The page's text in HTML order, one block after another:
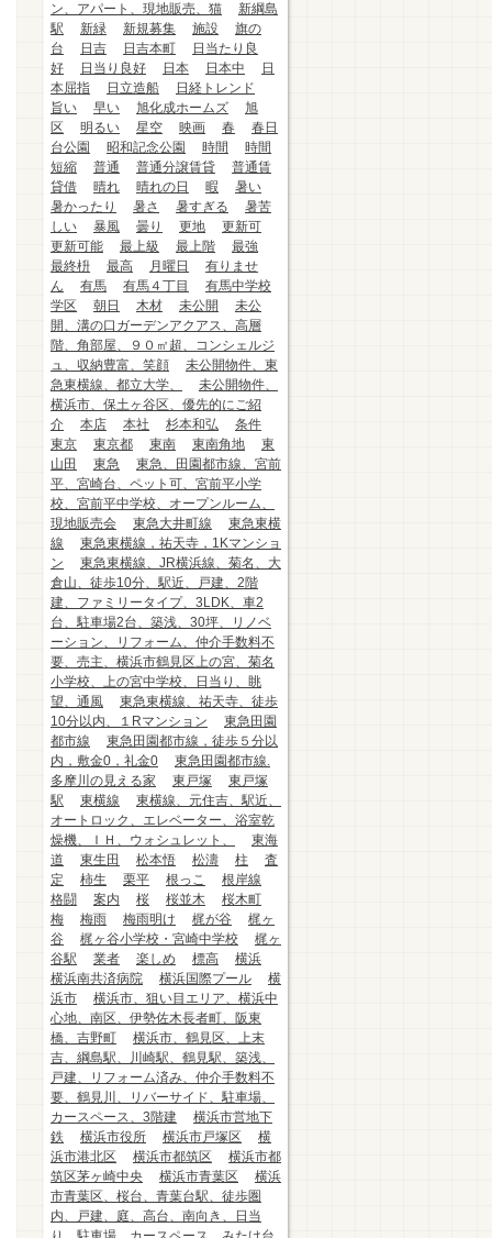
ン、アパート、現地販売、猫
新綱島
駅
新緑 新規募集 施設
旗の
台
日吉 日吉本町
日当たり良
好
日当り良好 日本 日本中
日
本屈指
日立造船
日経トレンド
旨い
早い 旭化成ホームズ
旭
区
明るい 星空 映画 春
春日
台公園
昭和記念公園 時間
時間
短縮
普通 普通分譲賃貸
普通賃
貸借
晴れ 晴れの日 暇
暑い
暑かったり
暑さ 暑すぎる
暑苦
しい
暴風 曇り 更地
更新可
更新可能
最上級 最上階
最強
最終枡
最高 月曜日
有りませ
ん
有馬 有馬４丁目
有馬中学校
学区
朝日 木材 未公開
未公
開、溝の口ガーデンアクアス、高層
階、角部屋、９０㎡超、コンシェルジ
ュ、収納豊富、笑顔
未公開物件、東
急東横線、都立大学、
未公開物件、
横浜市、保土ヶ谷区、優先的にご紹
介
本店 本社 杉本和弘
条件
東京
東京都 東南 東南角地
東
山田
東急
東急、田園都市線、宮前
平、宮崎台、ペット可、宮前平小学
校、宮前平中学校、オープンルーム、
現地販売会
東急大井町線
東急東横
線
東急東横線，祐天寺，1Kマンショ
ン
東急東横線、JR横浜線、菊名、大
倉山、徒歩10分、駅近、戸建、2階
建、ファミリータイプ、3LDK、車2
台、駐車場2台、築浅、30坪、リノベ
ーション、リフォーム、仲介手数料不
要、売主、横浜市鶴見区上の宮、菊名
小学校、上の宮中学校、日当り、眺
望、通風
東急東横線、祐天寺、徒歩
10分以内、１Rマンション
東急田園
都市線
東急田園都市線，徒歩５分以
内，敷金0，礼金0
東急田園都市線.
多摩川の見える家
東戸塚
東戸塚
駅
東横線
東横線、元住吉、駅近、
オートロック、エレベーター、浴室乾
燥機、ＩＨ、ウォシュレット、
東海
道
東生田 松本悟 松濤 柱
査
定
柿生 栗平 根っこ
根岸線
格闘
案内 桜 桜並木
桜木町
梅
梅雨 梅雨明け 梶が谷
梶ヶ
谷
梶ヶ谷小学校・宮崎中学校
梶ヶ
谷駅
業者 楽しめ 標高
横浜
横浜南共済病院
横浜国際プール
横
浜市
横浜市、狙い目エリア、横浜中
心地、南区、伊勢佐木長者町、阪東
橋、吉野町
横浜市、鶴見区、上末
吉、綱島駅、川崎駅、鶴見駅、築浅、
戸建、リフォーム済み、仲介手数料不
要、鶴見川、リバーサイド、駐車場、
カースペース、3階建
横浜市営地下
鉄
横浜市役所 横浜市戸塚区
横
浜市港北区
横浜市都筑区
横浜市都
筑区茅ヶ崎中央
横浜市青葉区
横浜
市青葉区、桜台、青葉台駅、徒歩圏
内、戸建、庭、高台、南向き、日当